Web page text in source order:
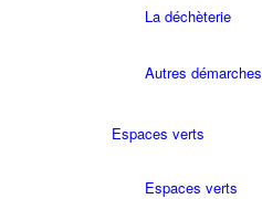
La déchèterie
Autres démarches
Espaces verts
Espaces verts